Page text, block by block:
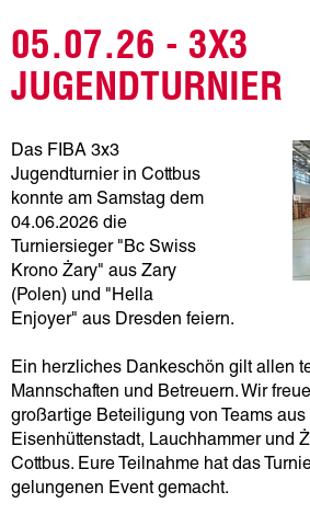
05.07.26 - 3X3
JUGENDTURNIER
Das FIBA 3x3
Jugendturnier in Cottbus
konnte am Samstag dem
04.06.2026 die
Turniersieger "Bc Swiss
Krono Żary" aus Zary
(Polen) und "Hella
Enjoyer" aus Dresden feiern.
Ein herzliches Dankeschön gilt allen
Mannschaften und Betreuern. Wir
großartige Beteiligung von Teams
Eisenhüttenstadt, Lauchhammer und
Cottbus. Eure Teilnahme hat das
gelungenen Event gemacht.